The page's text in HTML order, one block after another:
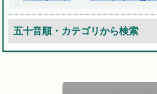
五十音順・カテゴリから検索